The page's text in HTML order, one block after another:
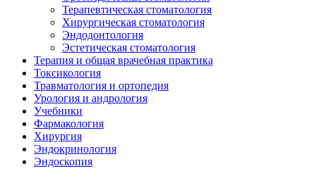
Терапевтическая стоматология
Хирургическая стоматология
Эндодонтология
Эстетическая стоматология
Терапия и общая врачебная практика
Токсикология
Травматология и ортопедия
Урология и андрология
Учебники
Фармакология
Хирургия
Эндокринология
Эндоскопия